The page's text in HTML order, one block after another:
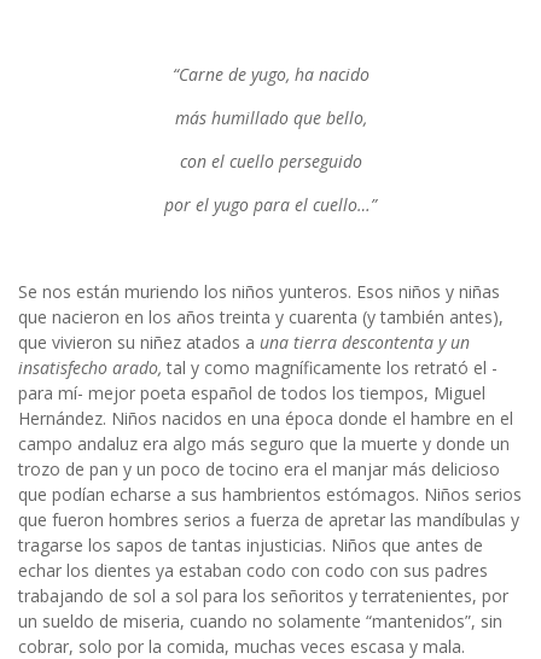
“Carne de yugo, ha nacido
más humillado que bello,
con el cuello perseguido
por el yugo para el cuello…”
Se nos están muriendo los niños yunteros. Esos niños y niñas
que nacieron en los años treinta y cuarenta (y también antes),
que vivieron su niñez atados a una tierra descontenta y un
insatisfecho arado,tal y como magníficamente los retrató el -
para mí- mejor poeta español de todos los tiempos, Miguel
Hernández. Niños nacidos en una época donde el hambre en el
campo andaluz era algo más seguro que la muerte y donde un
trozo de pan y un poco de tocino era el manjar más delicioso
que podían echarse a sus hambrientos estómagos. Niños serios
que fueron hombres serios a fuerza de apretar las mandíbulas y
tragarse los sapos de tantas injusticias. Niños que antes de
echar los dientes ya estaban codo con codo con sus padres
trabajando de sol a sol para los señoritos y terratenientes, por
un sueldo de miseria, cuando no solamente “mantenidos”, sin
cobrar, solo por la comida, muchas veces escasa y mala.